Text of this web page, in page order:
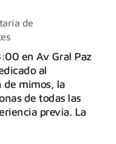
de
en Av Gral Paz
al
mimos, la
de todas las
previa. La